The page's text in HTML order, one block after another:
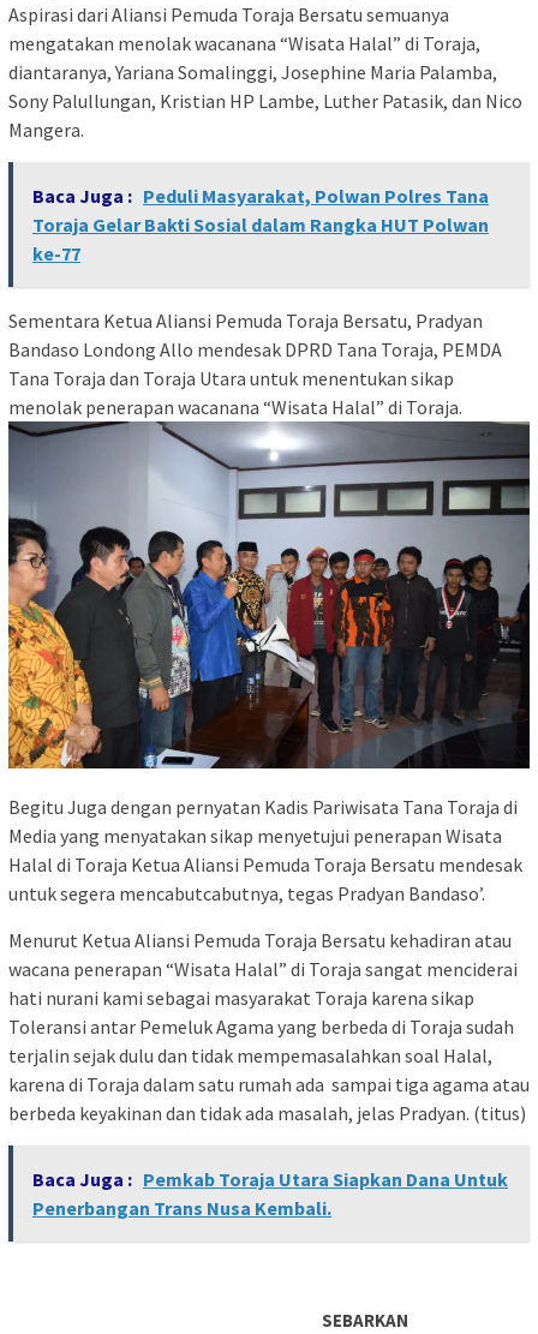
Aspirasi dari Aliansi Pemuda Toraja Bersatu semuanya
mengatakan menolak wacanana “Wisata Halal” di Toraja,
diantaranya, Yariana Somalinggi, Josephine Maria Palamba,
Sony Palullungan, Kristian HP Lambe, Luther Patasik, dan Nico
Mangera.
Baca Juga : Peduli Masyarakat, Polwan Polres Tana
Toraja Gelar Bakti Sosial dalam Rangka HUT Polwan
ke-77
Sementara Ketua Aliansi Pemuda Toraja Bersatu, Pradyan
Bandaso Londong Allo mendesak DPRD Tana Toraja, PEMDA
Tana Toraja dan Toraja Utara untuk menentukan sikap
menolak penerapan wacanana “Wisata Halal” di Toraja.
Begitu Juga dengan pernyatan Kadis Pariwisata Tana Toraja di
Media yang menyatakan sikap menyetujui penerapan Wisata
Halal di Toraja Ketua Aliansi Pemuda Toraja Bersatu mendesak
untuk segera mencabutcabutnya, tegas Pradyan Bandaso’.
Menurut Ketua Aliansi Pemuda Toraja Bersatu kehadiran atau
wacana penerapan “Wisata Halal” di Toraja sangat menciderai
hati nurani kami sebagai masyarakat Toraja karena sikap
Toleransi antar Pemeluk Agama yang berbeda di Toraja sudah
terjalin sejak dulu dan tidak mempemasalahkan soal Halal,
karena di Toraja dalam satu rumah ada sampai tiga agama atau
berbeda keyakinan dan tidak ada masalah, jelas Pradyan. (titus)
Baca Juga : Pemkab Toraja Utara Siapkan Dana Untuk
Penerbangan Trans Nusa Kembali.
SEBARKAN